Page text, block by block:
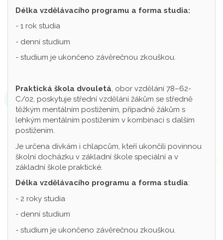
Délka vzdělávacího programu a forma studia:
- 1 rok studia
- denní studium
- studium je ukončeno závěrečnou zkouškou.
Praktická škola dvouletá, obor vzdělání 78–62-
C/02, poskytuje střední vzdělání žákům se středně
těžkým mentálním postižením, případně žákům s
lehkým mentálním postižením v kombinaci s dalším
postižením.
Je určena dívkám i chlapcům, kteří ukončili povinnou
školní docházku v základní škole speciální a v
základní škole praktické.
Délka vzdělávacího programu a forma studia:
- 2 roky studia
- denní studium
- studium je ukončeno závěrečnou zkouškou.